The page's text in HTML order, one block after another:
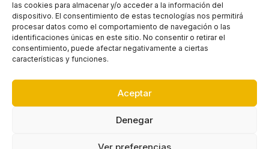
las cookies para almacenar y/o acceder a la información del
dispositivo. El consentimiento de estas tecnologías nos permitirá
procesar datos como el comportamiento de navegación o las
identificaciones únicas en este sitio. No consentir o retirar el
consentimiento, puede afectar negativamente a ciertas
características y funciones.
Aceptar
Denegar
Ver preferencias
POLÍTICA DE COOKIES (UE)
NEXT GENERATION (EU) DEL MECANISMO DE
RECUPERACIÓN Y RESILIENCIA